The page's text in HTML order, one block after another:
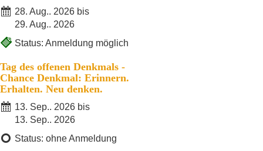
28. Aug.. 2026 bis
29. Aug.. 2026
Status: Anmeldung möglich
Tag des offenen Denkmals -
Chance Denkmal: Erinnern.
Erhalten. Neu denken.
13. Sep.. 2026 bis
13. Sep.. 2026
Status: ohne Anmeldung